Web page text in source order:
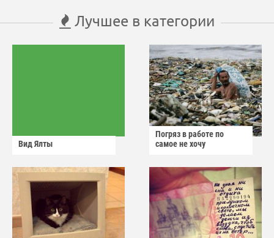
Лучшее в категории
Вид Ялты
Погряз в работе по
самое не хочу